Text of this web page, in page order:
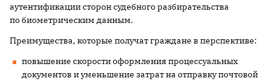
аутентификации сторон судебного разбирательства
по биометрическим данным.
Преимущества, которые получат граждане в перспективе:
повышение скорости оформления процессуальных
документов и уменьшение затрат на отправку почтовой